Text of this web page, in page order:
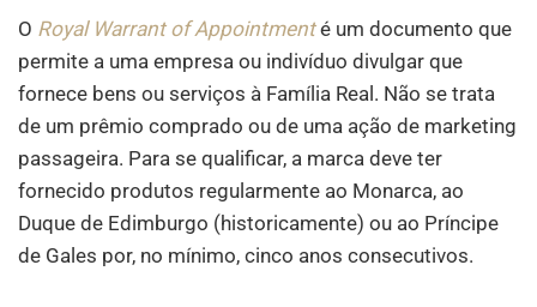
O Royal Warrant of Appointmenté um documento que
permite a uma empresa ou indivíduo divulgar que
fornece bens ou serviços à Família Real. Não se trata
de um prêmio comprado ou de uma ação de marketing
passageira. Para se qualificar, a marca deve ter
fornecido produtos regularmente ao Monarca, ao
Duque de Edimburgo (historicamente) ou ao Príncipe
de Gales por, no mínimo, cinco anos consecutivos.